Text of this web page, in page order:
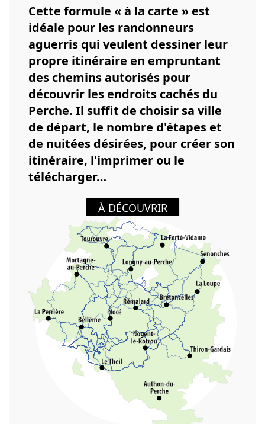
Cette formule « à la carte » est
idéale pour les randonneurs
aguerris qui veulent dessiner leur
propre itinéraire en empruntant
des chemins autorisés pour
découvrir les endroits cachés du
Perche. Il suffit de choisir sa ville
de départ, le nombre d'étapes et
de nuitées désirées, pour créer son
itinéraire, l'imprimer ou le
télécharger…
À DÉCOUVRIR